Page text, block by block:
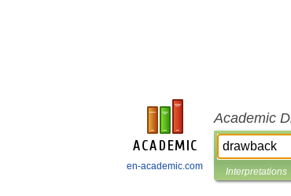
en-academic.com
Academic
Interpretations